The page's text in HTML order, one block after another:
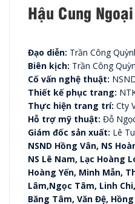
Hậu Cung
Đạo diễn: Trần Công
Biên kịch: Trần Công
Cố vấn nghệ thuật:
Thiết kế phục trang:
Thực hiện trang trí: Cty
Hỗ trợ mỹ thuật: Đỗ
Giám đốc sản xuất: Lê
NSND Hồng Vân, NS
NS Lê Nam, Lạc Hoàng
Hoàng Yến, Minh Mẫn,
Lâm,Ngọc Tâm, Linh
Băng Tâm, Văn Đệ,